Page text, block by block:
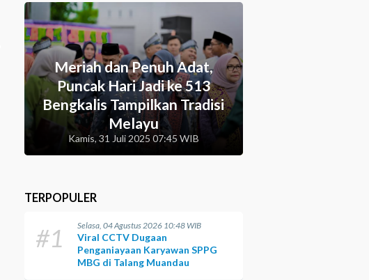
Meriah dan Penuh Adat,
Puncak Hari Jadi ke 513
Bengkalis Tampilkan Tradisi
Melayu
Kamis, 31 Juli 2025 07:45 WIB
TERPOPULER
#1 Selasa, 04 Agustus 2026 10:48 WIB
Viral CCTV Dugaan
Penganiayaan Karyawan SPPG
MBG di Talang Muandau